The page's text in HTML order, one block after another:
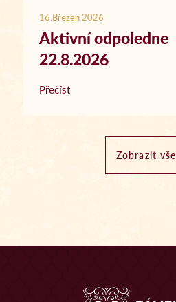
16.Březen 2026
Aktivní odpoledne
22.8.2026
Přečíst
Zobrazit vše